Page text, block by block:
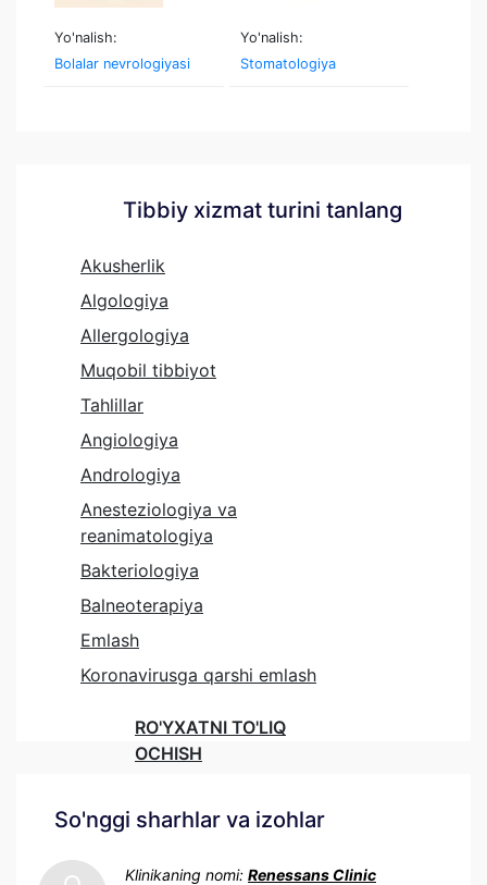
Yo'nalish:
Bolalar nevrologiyasi
Yo'nalish:
Stomatologiya
Tibbiy xizmat turini tanlang
Akusherlik
Algologiya
Allergologiya
Muqobil tibbiyot
Tahlillar
Angiologiya
Andrologiya
Anesteziologiya va
reanimatologiya
Bakteriologiya
Balneoterapiya
Emlash
Koronavirusga qarshi emlash
RO'YXATNI TO'LIQ
OCHISH
So'nggi sharhlar va izohlar
Klinikaning nomi: Renessans Clinic